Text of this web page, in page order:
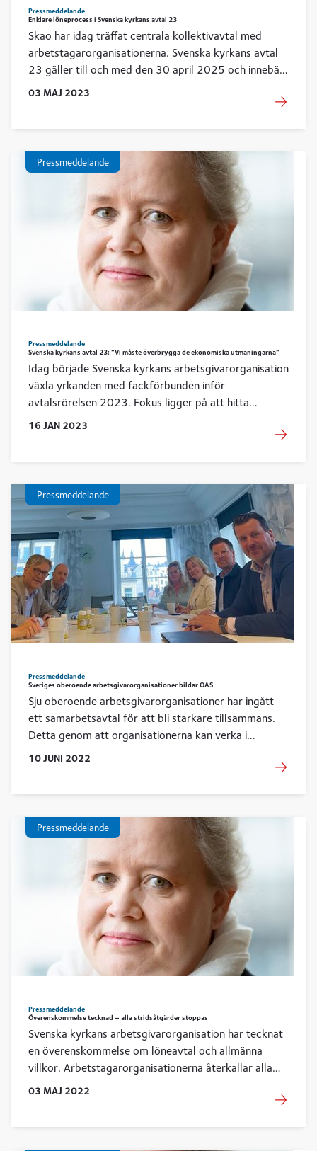
Pressmeddelande
Enklare löneprocess i Svenska kyrkans avtal 23
Skao har idag träffat centrala kollektivavtal med
arbetstagarorganisationerna. Svenska kyrkans avtal
23 gäller till och med den 30 april 2025 och innebär
en enklare löneprocess, fler vägar till arbete i kyrkan
03 MAJ 2023
Pressmeddelande
Pressmeddelande
Svenska kyrkans avtal 23: ”Vi måste överbrygga de ekonomiska utmaningarna”
Idag började Svenska kyrkans arbetsgivarorganisation
växla yrkanden med fackförbunden inför
avtalsrörelsen 2023. Fokus ligger på att hitta
lösningar för att överbrygga Svenska kyrkans
16 JAN 2023
Pressmeddelande
Pressmeddelande
Sveriges oberoende arbetsgivarorganisationer bildar OAS
Sju oberoende arbetsgivarorganisationer har ingått
ett samarbetsavtal för att bli starkare tillsammans.
Detta genom att organisationerna kan verka i
gemensamma frågor och därigenom bli en tydligare
10JUNI 2022
Pressmeddelande
Pressmeddelande
Överenskommelse tecknad – alla stridsåtgärder stoppas
Svenska kyrkans arbetsgivarorganisation har tecknat
en överenskommelse om löneavtal och allmänna
villkor. Arbetstagarorganisationerna återkallar alla
varsel och stoppar pågående stridsåtgärder.
03 MAJ 2022